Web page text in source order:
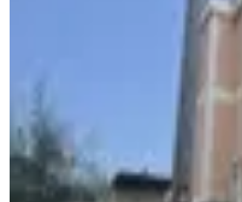
32.000 ₺
BEST POİNT REAL ESTATE
Ara